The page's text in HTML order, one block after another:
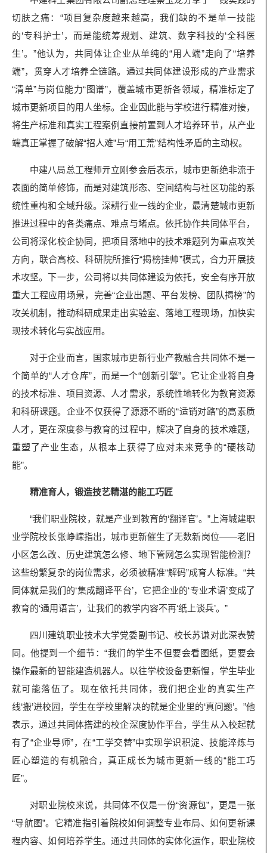
切肤之痛：“项目复杂度越来越高，我们缺的不是单一技能
的‘专科护士’，而是能统筹规划、建筑、数字科技的‘全科医
生’。”他认为，共同体让企业从单纯的“用人端”走向了“培养
端”，贯穿人才培养全链路。通过共同体建设形成的产业需求
“清单”与岗位能力“图谱”，覆盖城市更新各领域，精准标定了
城市更新项目的用人坐标。企业因此能与学校进行精准对接，
将生产标准和真实工程案例直接前置到人才培养环节，从产业
端真正掌握了破解“招人难”与“用工荒”结构性矛盾的主动权。
中建八局总工程师亓立刚参会后表示，城市更新绝非流于
表面的简单修饰，而是对建筑形态、空间结构与社区功能的系
统性重构和全域升级。深耕行业一线的企业，最清楚城市更新
推进过程中的各类痛点、难点与堵点。依托协作共同体平台，
公司将深化校企协同，把项目落地中的技术难题列为重点攻关
方向，联合高校、科研院所推行“揭榜挂帅”模式，合力开展技
术攻坚。下一步，公司将以共同体建设为依托，安全有序开放
重大工程应用场景，完善“企业出题、平台发榜、团队揭榜”的
攻关机制，推动科研成果走出实验室、落地工程现场，加快实
现技术转化与实战应用。
对于企业而言，国家城市更新行业产教融合共同体不是一
个简单的“人才仓库”，而是一个“创新引擎”。它让企业将自身
的技术标准、项目资源、人才需求，系统性地转化为教育资源
和科研课题。企业不仅获得了源源不断的“适销对路”的高素质
人才，更在深度参与教育的过程中，解决了自身的技术难题，
重塑了产业生态，从根本上获得了应对未来竞争的“硬核动
能”。
精准育人，锻造技艺精湛的能工巧匠
“我们职业院校，就是产业到教育的‘翻译官’。”上海城建职
业学院校长张峥嵘指出，城市更新催生了无数新岗位——老旧
小区怎么改、历史建筑怎么修、地下管网怎么实现智能检测？
这些纷繁复杂的岗位需求，必须被精准“解码”成育人标准。“共
同体就是我们的‘集成翻译平台’，它把企业的‘专业术语’变成了
教育的‘通用语言’，让我们的教学内容不再‘纸上谈兵’。”
四川建筑职业技术大学党委副书记、校长苏谦对此深表赞
同。他提到一个细节：“我们的学生不但要会看图纸，更要会
操作最新的智能建造机器人。以往学校设备更新慢，学生毕业
就可能落伍了。现在依托共同体，我们把企业的真实生产
线‘搬’进校园，学生在学校里解决的就是企业里的‘真问题’。”他
表示，通过共同体搭建的校企深度协作平台，学生从入校起就
有了“企业导师”，在“工学交替”中实现学识积淀、技能淬炼与
匠心塑造的有机融合，真正成长为城市更新一线的“能工巧
匠”。
对职业院校来说，共同体不仅是一份“资源包”，更是一张
“导航图”。它精准指引着院校如何调整专业布局、如何更新课
程内容、如何培养学生。通过共同体的实体化运作，职业院校